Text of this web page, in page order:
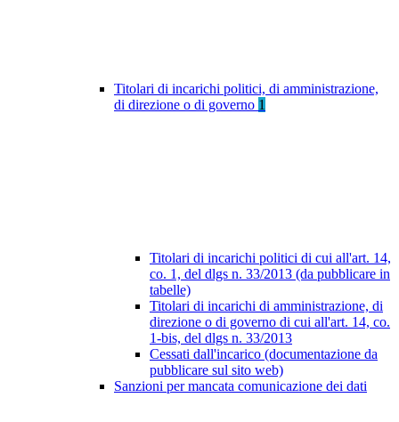
Titolari di incarichi politici, di amministrazione,
di direzione o di governo 1
Titolari di incarichi politici di cui all'art. 14,
co. 1, del dlgs n. 33/2013 (da pubblicare in
tabelle)
Titolari di incarichi di amministrazione, di
direzione o di governo di cui all'art. 14, co.
1-bis, del dlgs n. 33/2013
Cessati dall'incarico (documentazione da
pubblicare sul sito web)
Sanzioni per mancata comunicazione dei dati